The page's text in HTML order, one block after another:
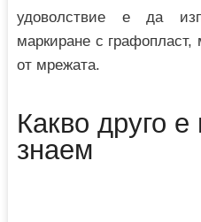
удоволствие е да
маркиране с
от мрежата.
Какво друго
знаем